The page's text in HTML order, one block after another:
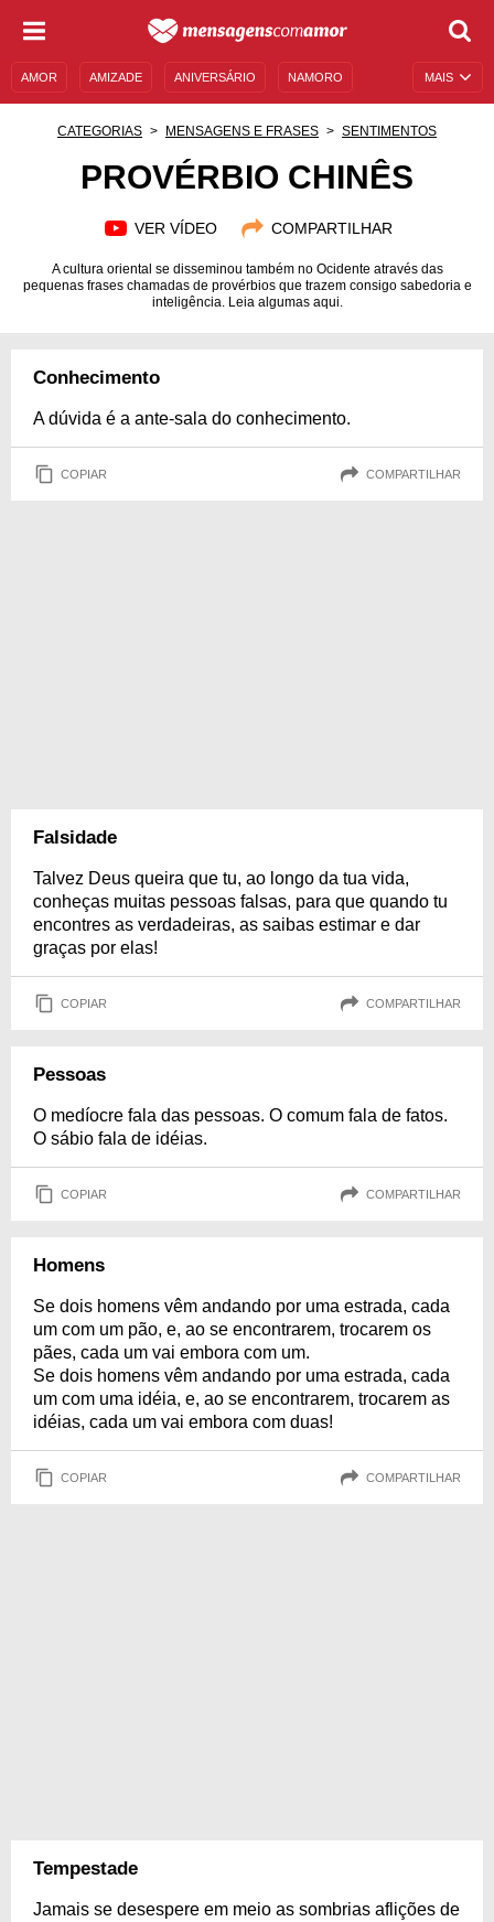
MAIS
AMOR AMIZADE ANIVERSÁRIO NAMORO
AUTOAJUDA
CATEGORIAS MENSAGENS E FRASES SENTIMENTOS
PROVÉRBIO CHINÊS
VER VÍDEO COMPARTILHAR
A cultura oriental se disseminou também no Ocidente através das
pequenas frases chamadas de provérbios que trazem consigo sabedoria e
inteligência. Leia algumas aqui.
Conhecimento
A dúvida é a ante-sala do conhecimento.
COPIAR COMPARTILHAR
Falsidade
Talvez Deus queira que tu, ao longo da tua vida,
conheças muitas pessoas falsas, para que quando tu
encontres as verdadeiras, as saibas estimar e dar
graças por elas!
COPIAR COMPARTILHAR
Pessoas
O medíocre fala das pessoas. O comum fala de fatos.
O sábio fala de idéias.
COPIAR COMPARTILHAR
Homens
Se dois homens vêm andando por uma estrada, cada
um com um pão, e, ao se encontrarem, trocarem os
pães, cada um vai embora com um.
Se dois homens vêm andando por uma estrada, cada
um com uma idéia, e, ao se encontrarem, trocarem as
idéias, cada um vai embora com duas!
COPIAR COMPARTILHAR
Tempestade
Jamais se desespere em meio as sombrias aflições de